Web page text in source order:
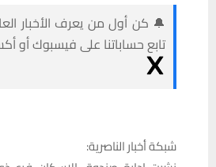
🔔 كن أول من يعرف الأخبار
تابع حساباتنا على فيسبوك أو
شبكة أخبار الناصرية: